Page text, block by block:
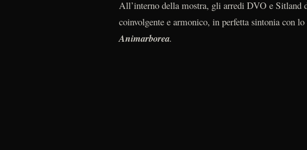
All’interno della mostra, gli arredi DVO e Sitland
coinvolgente e armonico, in perfetta sintonia con
Animarborea.